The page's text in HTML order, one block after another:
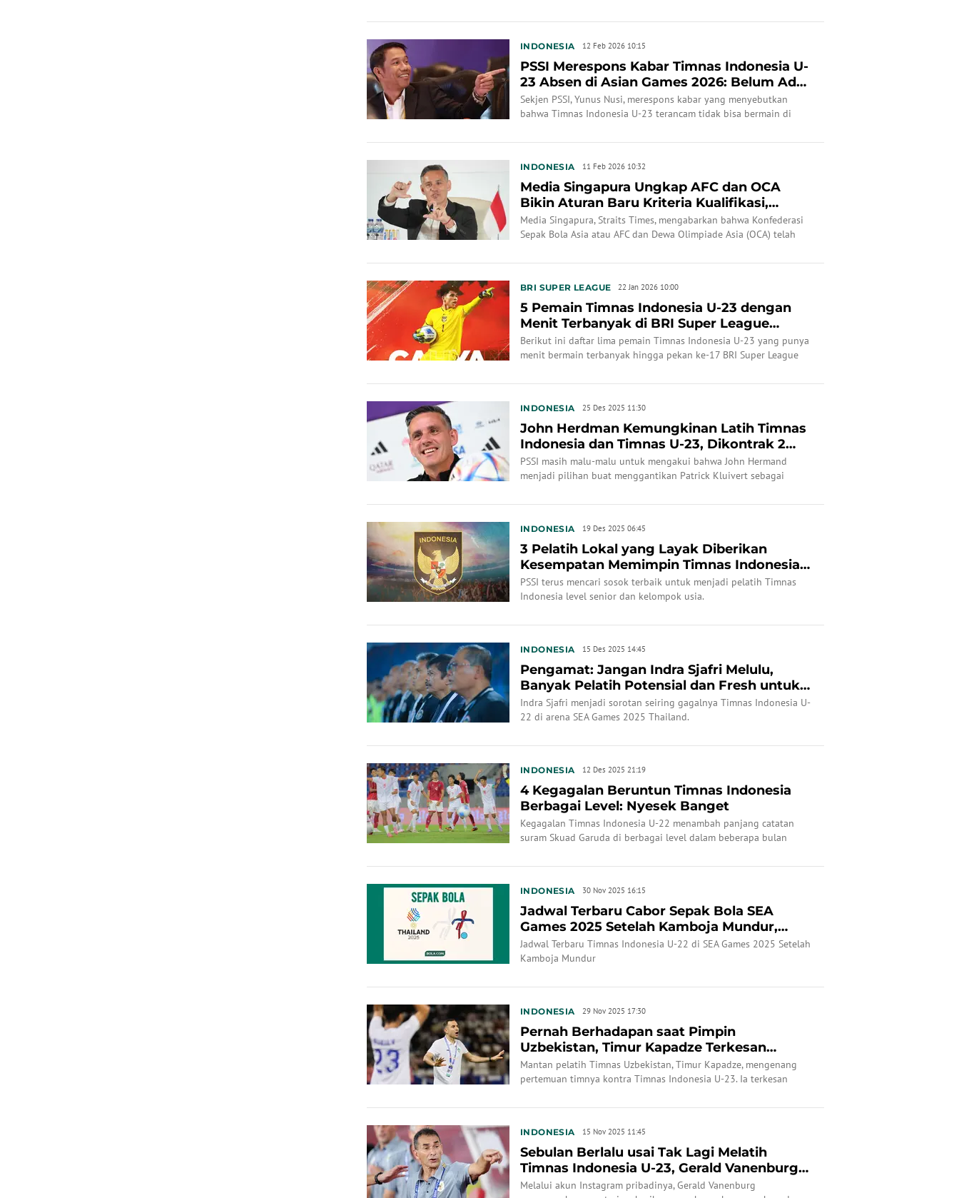
ancaman tidak bisa bermain di pesta olahraga terbesar Asia itu.
INDONESIA 12 Feb 2026 10:15
PSSI Merespons Kabar Timnas Indonesia U-
23 Absen di Asian Games 2026: Belum Ada
Surat Resm...
Sekjen PSSI, Yunus Nusi, merespons kabar yang menyebutkan
bahwa Timnas Indonesia U-23 terancam tidak bisa bermain di
INDONESIA 11 Feb 2026 10:32
Media Singapura Ungkap AFC dan OCA
Bikin Aturan Baru Kriteria Kualifikasi,
Timnas Indonesi...
Media Singapura, Straits Times, mengabarkan bahwa Konfederasi
Sepak Bola Asia atau AFC dan Dewa Olimpiade Asia (OCA) telah
olahraga (cabor) sepak bola putra dan putri Asian Games 2026
BRI SUPER LEAGUE 22 Jan 2026 10:00
5 Pemain Timnas Indonesia U-23 dengan
Menit Terbanyak di BRI Super League
2025/2026: Duo P...
Berikut ini daftar lima pemain Timnas Indonesia U-23 yang punya
menit bermain terbanyak hingga pekan ke-17 BRI Super League
INDONESIA 25 Des 2025 11:30
John Herdman Kemungkinan Latih Timnas
Indonesia dan Timnas U-23, Dikontrak 2
Tahun dengan ...
PSSI masih malu-malu untuk mengakui bahwa John Hermand
menjadi pilihan buat menggantikan Patrick Kluivert sebagai
INDONESIA 19 Des 2025 06:45
3 Pelatih Lokal yang Layak Diberikan
Kesempatan Memimpin Timnas Indonesia
U-23: Perlu Soso...
PSSI terus mencari sosok terbaik untuk menjadi pelatih Timnas
Indonesia level senior dan kelompok usia.
INDONESIA 15 Des 2025 14:45
Pengamat: Jangan Indra Sjafri Melulu,
Banyak Pelatih Potensial dan Fresh untuk
Tangani Tim...
Indra Sjafri menjadi sorotan seiring gagalnya Timnas Indonesia U-
22 di arena SEA Games 2025 Thailand.
INDONESIA 12 Des 2025 21:19
4 Kegagalan Beruntun Timnas Indonesia
Berbagai Level: Nyesek Banget
Kegagalan Timnas Indonesia U-22 menambah panjang catatan
suram Skuad Garuda di berbagai level dalam beberapa bulan
INDONESIA 30 Nov 2025 16:15
Jadwal Terbaru Cabor Sepak Bola SEA
Games 2025 Setelah Kamboja Mundur,
Lawan Timnas Indone...
Jadwal Terbaru Timnas Indonesia U-22 di SEA Games 2025 Setelah
Kamboja Mundur
INDONESIA 29 Nov 2025 17:30
Pernah Berhadapan saat Pimpin
Uzbekistan, Timur Kapadze Terkesan
dengan Pemain ke-12 Timna...
Mantan pelatih Timnas Uzbekistan, Timur Kapadze, mengenang
pertemuan timnya kontra Timnas Indonesia U-23. Ia terkesan
INDONESIA 15 Nov 2025 11:45
Sebulan Berlalu usai Tak Lagi Melatih
Timnas Indonesia U-23, Gerald Vanenburg
Kirim Pesan ...
Melalui akun Instagram pribadinya, Gerald Vanenburg